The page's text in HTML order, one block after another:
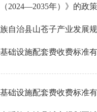
2024—2035年）》的政
自治县山苍子产业发展
础设施配套费收费标准
础设施配套费收费标准